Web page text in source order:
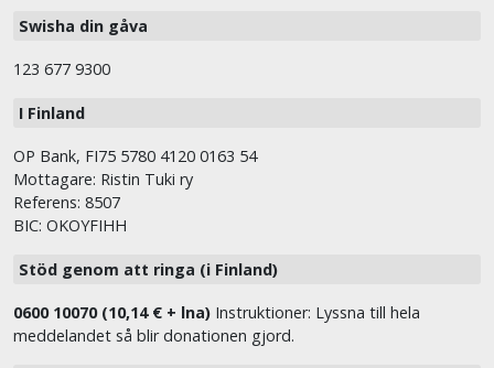
Swisha din gåva
123 677 9300
I Finland
OP Bank, FI75 5780 4120 0163 54
Mottagare: Ristin Tuki ry
Referens: 8507
BIC: OKOYFIHH
Stöd genom att ringa (i Finland)
0600 10070 (10,14 € + lna) Instruktioner: Lyssna till hela
meddelandet så blir donationen gjord.